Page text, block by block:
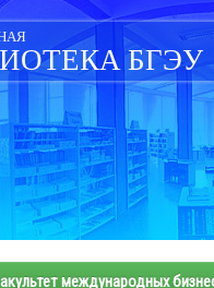
БГЭУ
международных